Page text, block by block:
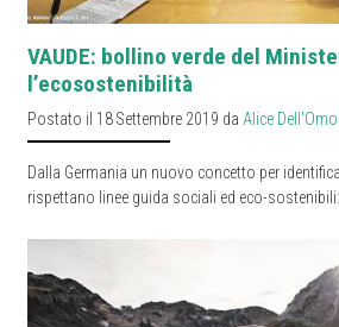
VAUDE: bollino verde del
l’ecosostenibilità
Postato il 18 Settembre 2019 da Alice Dell'Omo
Dalla Germania un nuovo concetto per
rispettano linee guida sociali ed eco-